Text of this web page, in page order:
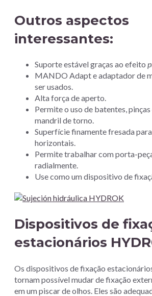
Outros aspectos
interessantes:
Suporte estável graças ao efeito
MANDO Adapt e adaptador de
ser usados.
Alta força de aperto.
Permite o uso de batentes,
mandril de torno.
Superfície finamente fresada
horizontais.
Permite trabalhar com porta-
radialmente.
Use como um dispositivo de
Dispositivos de
estacionários
Os dispositivos de fixação
tornam possível mudar de fixação
em um piscar de olhos. Eles são